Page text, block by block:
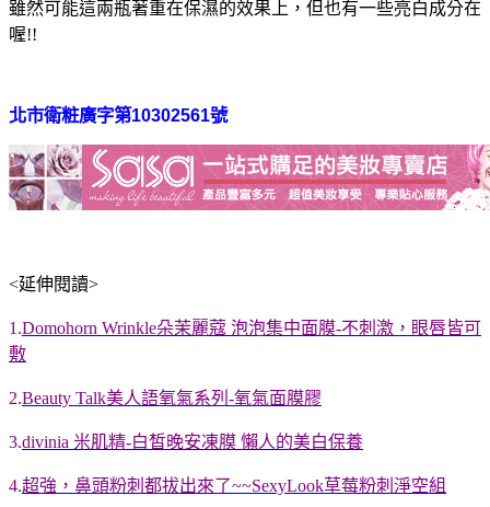
雖然可能這兩瓶著重在保濕的效果上，但也有一些亮白成分在
喔!!
北市衛粧廣字第10302561號
<延伸閱讀>
1.Domohorn Wrinkle朵茉麗蔻 泡泡集中面膜-不刺激，眼唇皆可
敷
2.Beauty Talk美人語氧氣系列-氧氣面膜膠
3.divinia 米肌精-白皙晚安凍膜 懶人的美白保養
4.超強，鼻頭粉刺都拔出來了~~SexyLook草莓粉刺淨空組